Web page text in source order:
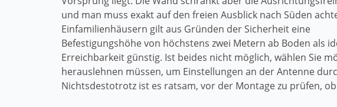
und man muss exakt auf den freien Ausblick nach Süden
Einfamilienhäusern gilt aus Gründen der Sicherheit eine
Befestigungshöhe von höchstens zwei Metern ab Boden als
Erreichbarkeit günstig. Ist beides nicht möglich, wählen Sie
herauslehnen müssen, um Einstellungen an der Antenne
Nichtsdestotrotz ist es ratsam, vor der Montage zu prüfen,